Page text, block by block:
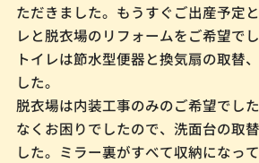
ただきました。もうすぐご出産予定
レと脱衣場のリフォームをご希望でし
トイレは節水型便器と換気扇の取替
した。
脱衣場は内装工事のみのご希望でし
なくお困りでしたので、洗面台の取
した。ミラー裏がすべて収納になっ